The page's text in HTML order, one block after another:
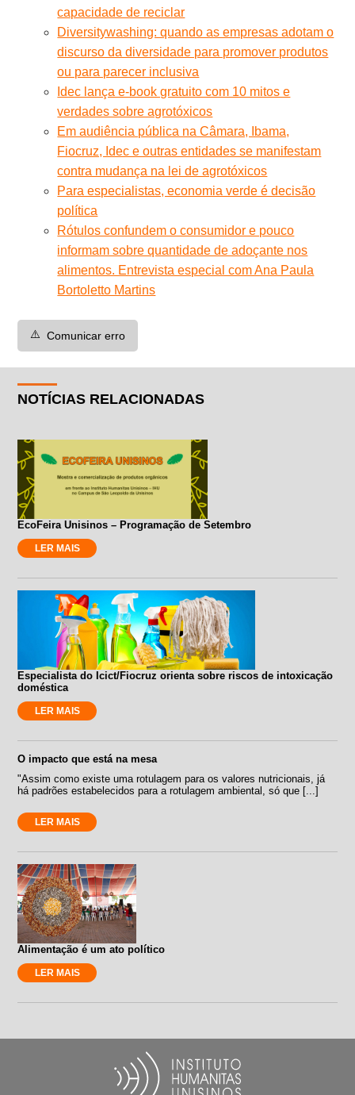
capacidade de reciclar
Diversitywashing: quando as empresas adotam o
discurso da diversidade para promover produtos
ou para parecer inclusiva
Idec lança e-book gratuito com 10 mitos e
verdades sobre agrotóxicos
Em audiência pública na Câmara, Ibama,
Fiocruz, Idec e outras entidades se manifestam
contra mudança na lei de agrotóxicos
Para especialistas, economia verde é decisão
política
Rótulos confundem o consumidor e pouco
informam sobre quantidade de adoçante nos
alimentos. Entrevista especial com Ana Paula
Bortoletto Martins
⚠️ Comunicar erro
NOTÍCIAS RELACIONADAS
EcoFeira Unisinos – Programação de Setembro
LER MAIS
Especialista do Icict/Fiocruz orienta sobre riscos de intoxicação
doméstica
LER MAIS
O impacto que está na mesa
"Assim como existe uma rotulagem para os valores nutricionais, já
há padrões estabelecidos para a rotulagem ambiental, só que [...]
LER MAIS
Alimentação é um ato político
LER MAIS